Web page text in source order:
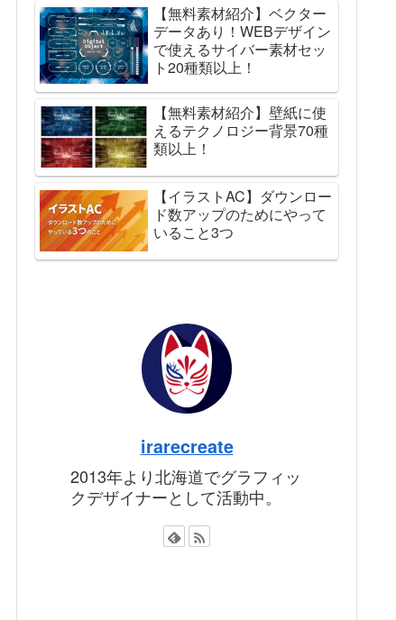
【無料素材紹介】ベクター
データあり！WEBデザイン
で使えるサイバー素材セッ
ト20種類以上！
【無料素材紹介】壁紙に使
えるテクノロジー背景70種
類以上！
【イラストAC】ダウンロー
ド数アップのためにやって
いること3つ
irarecreate
2013年より北海道でグラフィッ
クデザイナーとして活動中。